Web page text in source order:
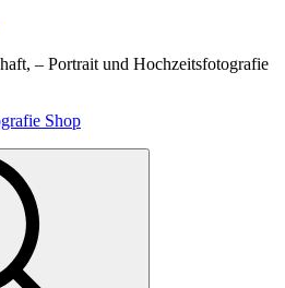
– Portrait und Hochzeitsfotografie
Shop